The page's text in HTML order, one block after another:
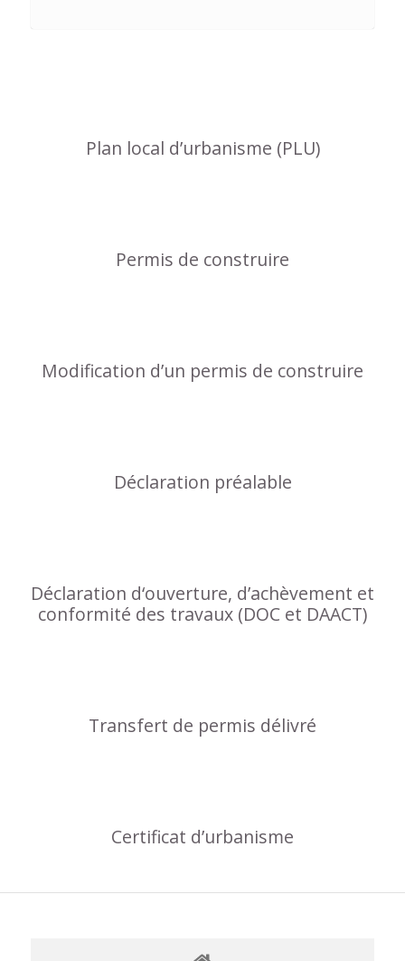
Plan local d’urbanisme (PLU)
Permis de construire
Modification d’un permis de construire
Déclaration préalable
Déclaration d‘ouverture, d’achèvement et
conformité des travaux (DOC et DAACT)
Transfert de permis délivré
Certificat d’urbanisme